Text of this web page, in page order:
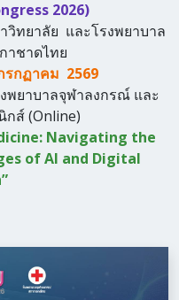
2026)
ทยาลัย และโรงพยาบาล
าชาดไทย
รกฏาคม 2569
ยาบาลจุฬาลงกรณ์ และ
กส์ (Online)
Navigating the
of AI and Digital